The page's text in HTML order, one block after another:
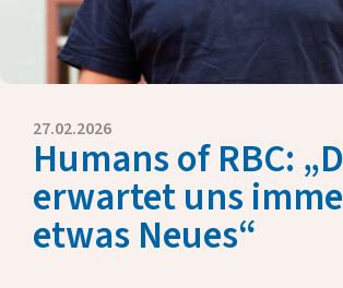
Presse
Jahresberichte
Fördern & Unterstützen
Über uns
27.02.2026
Humans of RBC:
erwartet uns
etwas Neues“